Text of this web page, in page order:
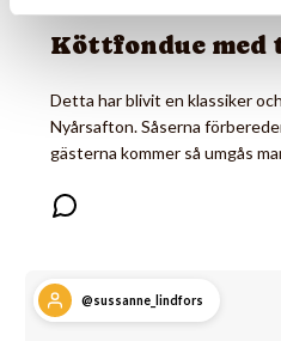
Köttfondue
Detta har blivit en klassiker
Nyårsafton. Såserna
gästerna kommer så umgås
@sussanne_lindfors